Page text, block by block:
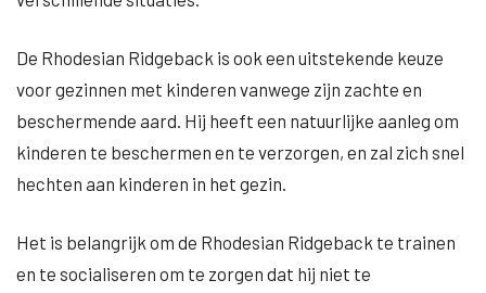
De Rhodesian Ridgeback is ook een uitstekende keuze
voor gezinnen met kinderen vanwege zijn zachte en
beschermende aard. Hij heeft een natuurlijke aanleg om
kinderen te beschermen en te verzorgen, en zal zich snel
hechten aan kinderen in het gezin.
Het is belangrijk om de Rhodesian Ridgeback te trainen
en te socialiseren om te zorgen dat hij niet te